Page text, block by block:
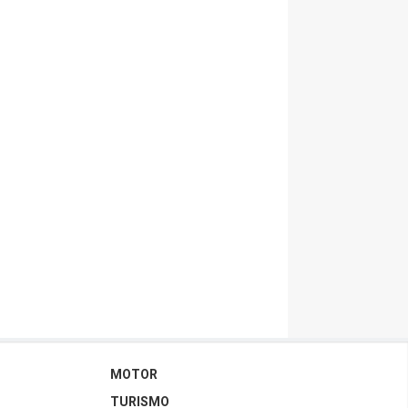
MOTOR
TURISMO